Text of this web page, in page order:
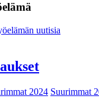
uutisia
2024 Suurimmat